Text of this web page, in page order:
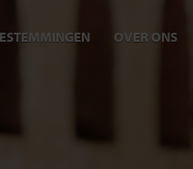
OVER ONS